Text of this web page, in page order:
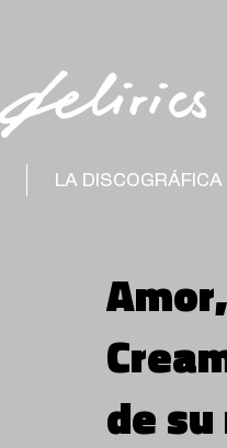
LA DISCOGRÁFICA
de su